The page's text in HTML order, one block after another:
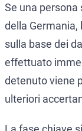
Se una
della
sulla base dei
effettuato
detenuto viene
ulteriori